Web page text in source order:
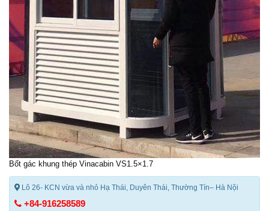
Bốt gác khung thép Vinacabin VS1.5×1.7
Lô 26- KCN vừa và nhỏ Hạ Thái, Duyên Thái, Thường Tín– Hà Nội
+84-916258589